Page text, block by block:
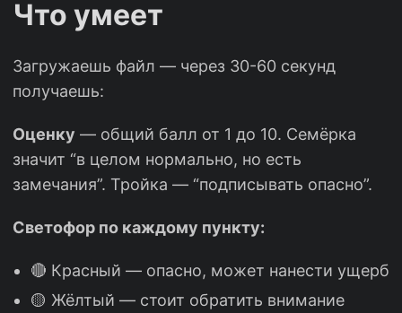
Что умеет
Загружаешь файл — через 30-60 секунд
получаешь:
Оценку — общий балл от 1 до 10. Семёрка
значит “в целом нормально, но есть
замечания”. Тройка — “подписывать опасно”.
Светофор по каждому пункту:
🔴 Красный — опасно, может нанести ущерб
🟡 Жёлтый — стоит обратить внимание